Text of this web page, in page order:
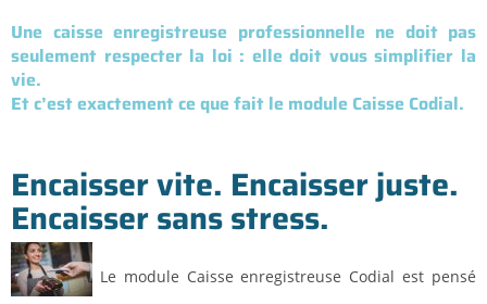
Une caisse enregistreuse professionnelle ne doit pas
seulement respecter la loi : elle doit vous simplifier la
vie.
Et c’est exactement ce que fait le module Caisse Codial.
Encaisser vite. Encaisser juste.
Encaisser sans stress.
Le module Caisse enregistreuse Codial est pensé